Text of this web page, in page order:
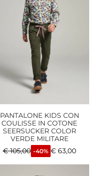
PANTALONE KIDS CON
COULISSE IN COTONE
SEERSUCKER COLOR
VERDE MILITARE
€105,00 -40% €63,00